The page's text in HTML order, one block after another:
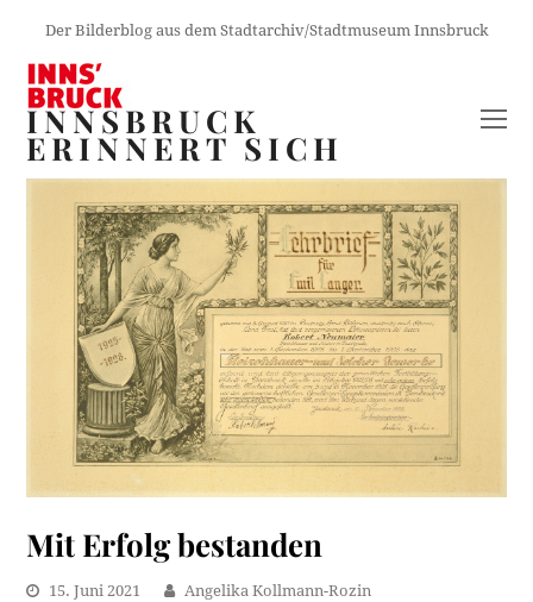
Der Bilderblog aus dem Stadtarchiv/Stadtmuseum Innsbruck
INNSBRUCK
ERINNERT SICH
Mit Erfolg bestanden
15. Juni 2021
Angelika Kollmann-Rozin